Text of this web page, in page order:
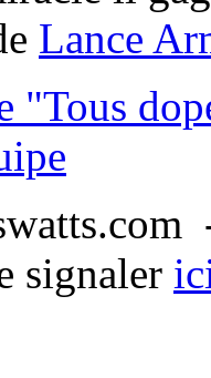
Lance
"Tous
signaler